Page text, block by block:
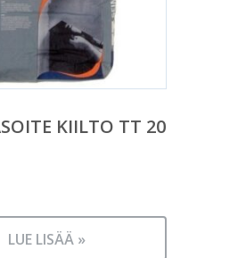
KIILTO TT 20
LUE LISÄÄ »